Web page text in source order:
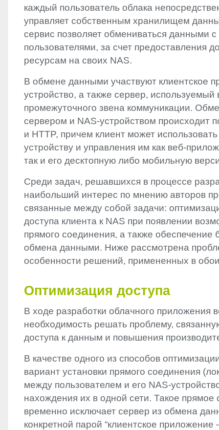
каждый пользователь облака
управляет собственным хранилищем
сервис позволяет обмениваться данными с
пользователями, за счет предоставления
ресурсам на своих NAS.
В обмене данными участвуют клиентское
устройство, а также сервер, используемый
промежуточного звена коммуникации.
сервером и NAS-устройством происходит
и HTTP, причем клиент может
устройству и управления им как веб-
так и его десктопную либо мобильную
Среди задач, решавшихся в процессе
наибольший интерес по мнению авторов
связанные между собой задачи:
доступа клиента к NAS при появлении
прямого соединения, а также обеспечение
обмена данными. Ниже рассмотрена
особенности решений, примененных в
Оптимизация доступа
В ходе разработки облачного приложения
необходимость решать проблему,
доступа к данным и повышения
В качестве одного из способов
вариант установки прямого соединения
между пользователем и его NAS-
нахождения их в одной сети. Такое прямое
временно исключает сервер из обмена
конкретной парой “клиентское